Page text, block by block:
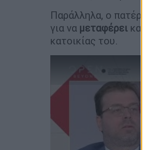
Παράλληλα, ο πατέρας
για να μεταφέρει και
κατοικίας του.